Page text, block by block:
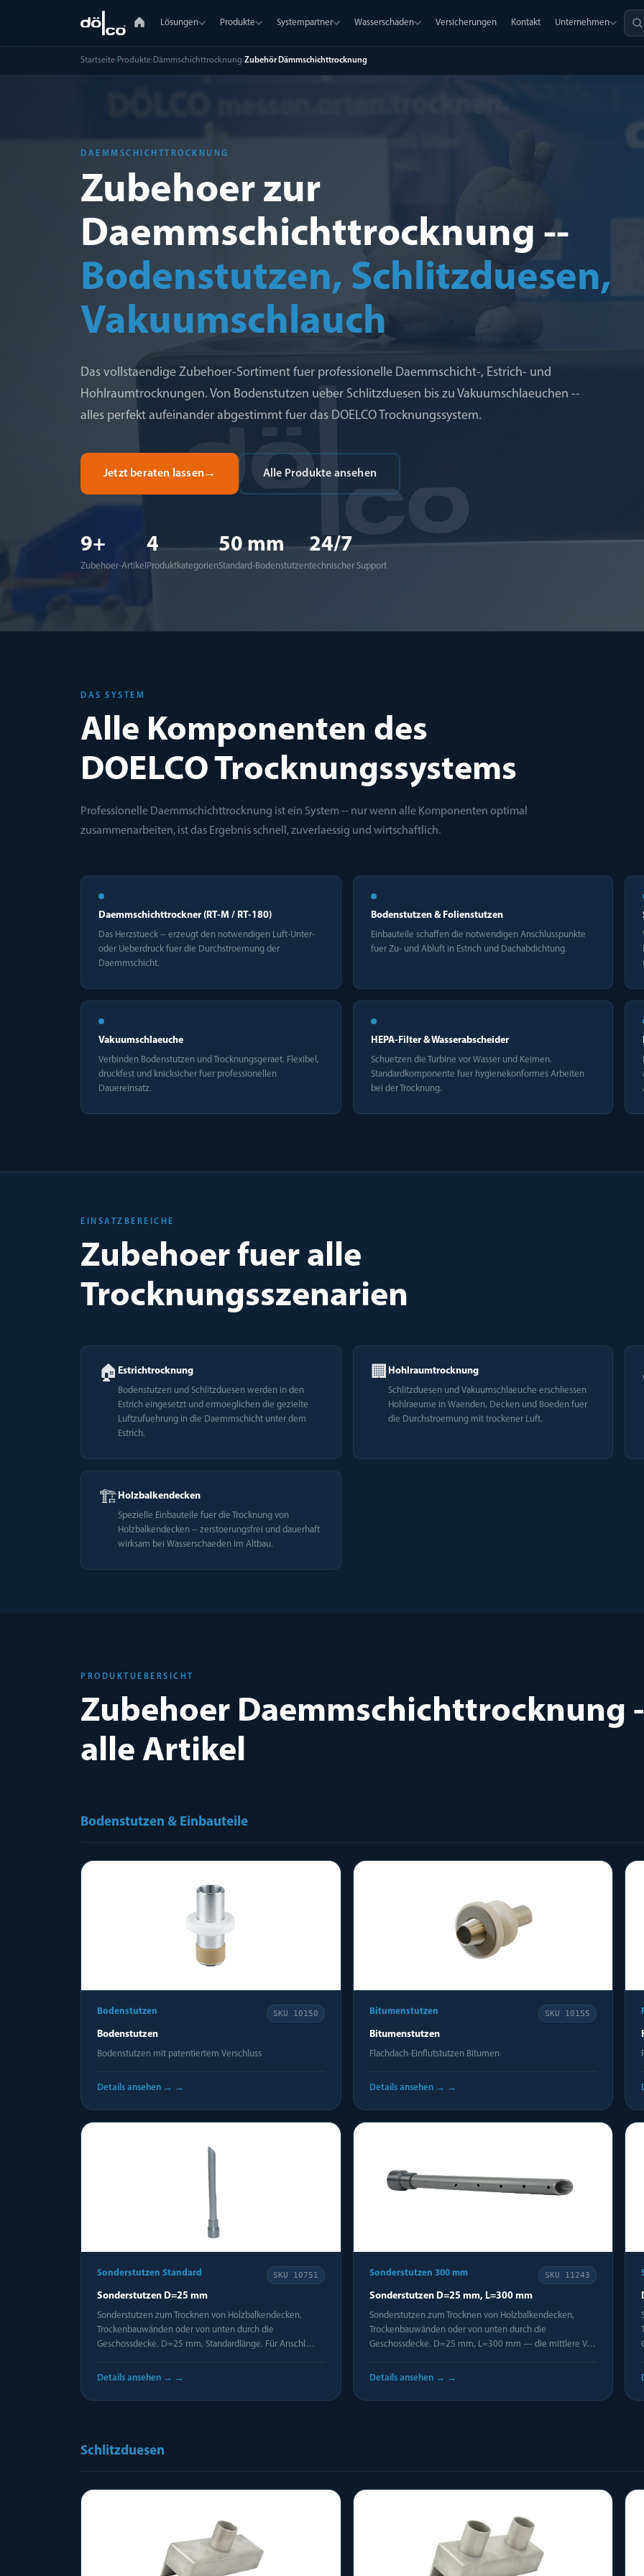
Lösungen Produkte Systempartner Wasserschaden Versicherungen Kontakt Unternehmen
Startseite›Produkte›Dämmschichttrocknung›Zubehör Dämmschichttrocknung
DAEMMSCHICHTTROCKNUNG
Zubehoer zur
Daemmschichttrocknung --
Bodenstutzen, Schlitzduesen,
Vakuumschlauch
Das vollstaendige Zubehoer-Sortiment fuer professionelle Daemmschicht-, Estrich- und
Hohlraumtrocknungen. Von Bodenstutzen ueber Schlitzduesen bis zu Vakuumschlaeuchen --
alles perfekt aufeinander abgestimmt fuer das DOELCO Trocknungssystem.
Jetzt beraten lassen→ Alle Produkte ansehen
9+
Zubehoer-Artikel
4
Produktkategorien
50 mm
Standard-Bodenstutzen
24/7
technischer Support
DAS SYSTEM
Alle Komponenten des
DOELCO Trocknungssystems
Professionelle Daemmschichttrocknung ist ein System -- nur wenn alle Komponenten optimal
zusammenarbeiten, ist das Ergebnis schnell, zuverlaessig und wirtschaftlich.
Daemmschichttrockner (RT-M / RT-180)
Das Herzstueck -- erzeugt den notwendigen Luft-Unter-
oder Ueberdruck fuer die Durchstroemung der
Daemmschicht.
Bodenstutzen & Folienstutzen
Einbauteile schaffen die notwendigen Anschlusspunkte
fuer Zu- und Abluft in Estrich und Dachabdichtung.
Vakuumschlaeuche
Verbinden Bodenstutzen und Trocknungsgeraet. Flexibel,
druckfest und knicksicher fuer professionellen
Dauereinsatz.
HEPA-Filter & Wasserabscheider
Schuetzen die Turbine vor Wasser und Keimen.
Standardkomponente fuer hygienekonformes Arbeiten
bei der Trocknung.
EINSATZBEREICHE
Zubehoer fuer alle
Trocknungsszenarien
🏠 Estrichtrocknung
Bodenstutzen und Schlitzduesen werden in den
Estrich eingesetzt und ermoeglichen die gezielte
Luftzufuehrung in die Daemmschicht unter dem
Estrich.
🏢 Hohlraumtrocknung
Schlitzduesen und Vakuumschlaeuche erschliessen
Hohlraeume in Waenden, Decken und Boeden fuer
die Durchstroemung mit trockener Luft.
🏗️ Holzbalkendecken
Spezielle Einbauteile fuer die Trocknung von
Holzbalkendecken -- zerstoerungsfrei und dauerhaft
wirksam bei Wasserschaeden im Altbau.
PRODUKTUEBERSICHT
Zubehoer Daemmschichttrocknung
alle Artikel
Bodenstutzen & Einbauteile
Bodenstutzen SKU 10150
Bodenstutzen
Bodenstutzen mit patentiertem Verschluss
Details ansehen → →
Bitumenstutzen SKU 10155
Bitumenstutzen
Flachdach-Einflutstutzen Bitumen
Details ansehen → →
Sonderstutzen Standard SKU 10751
Sonderstutzen D=25 mm
Sonderstutzen zum Trocknen von Holzbalkendecken,
Trockenbauwänden oder von unten durch die
Geschossdecke. D=25 mm, Standardlänge. Für Anschl…
Details ansehen → →
Sonderstutzen 300 mm SKU 11243
Sonderstutzen D=25 mm, L=300 mm
Sonderstutzen zum Trocknen von Holzbalkendecken,
Trockenbauwänden oder von unten durch die
Geschossdecke. D=25 mm, L=300 mm — die mittlere V…
Details ansehen → →
Schlitzduesen